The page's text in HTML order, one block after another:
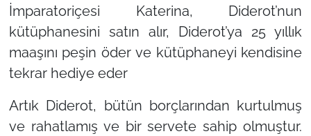
İmparatoriçesi Katerina, Diderot’nun
kütüphanesini satın alır, Diderot’ya 25 yıllık
maaşını peşin öder ve kütüphaneyi kendisine
tekrar hediye eder
Artık Diderot, bütün borçlarından kurtulmuş
ve rahatlamış ve bir servete sahip olmuştur.